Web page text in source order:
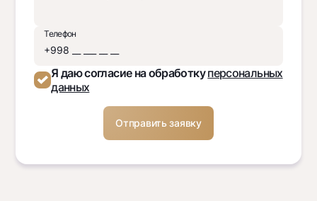
Телефон
Я даю согласие на обработкуперсональных
данных